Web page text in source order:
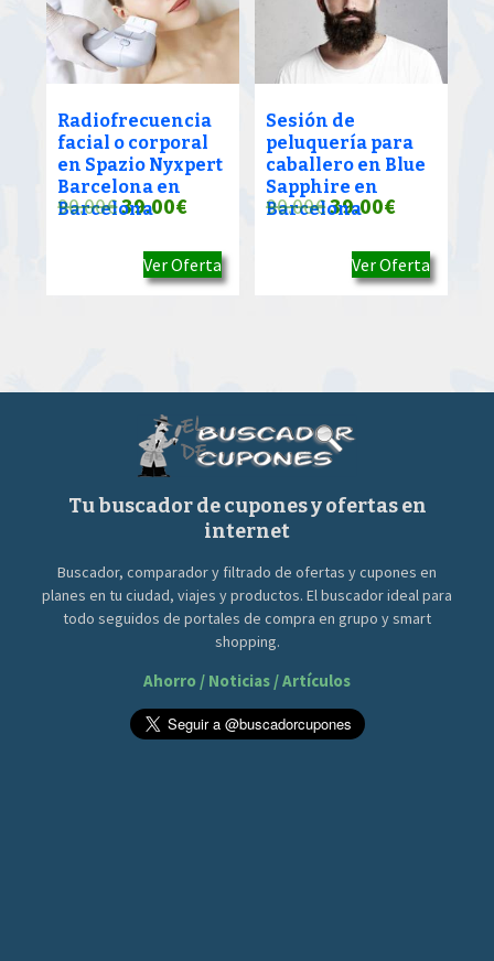
Radiofrecuencia
facial o corporal
en Spazio Nyxpert
Barcelona en
Barcelona
90.00€El
original
39.00€El
actual
Ver Oferta
Sesión de
peluquería para
caballero en Blue
Sapphire en
Barcelona
90.00€El
original
39.00€El
actual
Ver Oferta
Tu buscador de cupones y ofertas en
internet
Buscador, comparador y filtrado de ofertas y cupones en
planes en tu ciudad, viajes y productos. El buscador ideal para
todo seguidos de portales de compra en grupo y smart
shopping.
Ahorro / Noticias / Artículos